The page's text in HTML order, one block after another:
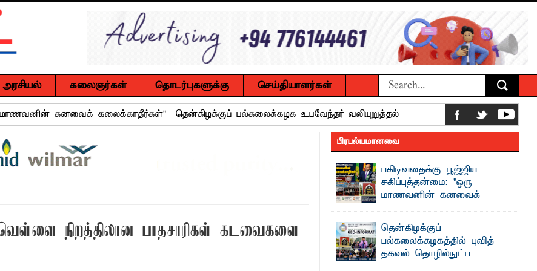
அரசியல் கலைஞர்கள் தொடர்புகளுக்கு செய்தியாளர்கள்
உயிரிழப்பு, மற்றையவர் அவசர சிகிச்சை பிரிவில் அனுமதிக்கப்பட்டுள்ளார்.
உறுப்பினர்கள் வாக்களிக்க வேண்டும் – மனித உரிமைகள் செயற்பாட்டாளர் அருட்பணி லூக்ஜோன்
சோதனை- 187 வழக்குகள் பதிவு, 23 மோட்டார் சைக்கிள்கள் பறிமுதல்
தொழில்நுட்ப குறுகியகால கற்கைநெறி ஆரம்பம்: பன்முகக் கல்வியும் நவீன தொழில்நுட்பமும்
எம். பாஸில்
தயாராகவிருந்த நெல் வயல்களை துவம்சம் செய்த காட்டு யானைகள்
வெள்ளை நிறத்திலான பாதசாரிகள் கடவைகளை
பிரபல்யமானவை
பகிடிவதைக்கு பூஜ்ஜிய
சகிப்புத்தன்மை: "ஒரு
மாணவனின் கனவைக்
கலைக்காதீர்கள்" –
தென்கிழக்குப் பல்கலைக்கழக உபவேந்தர்
வலியுறுத்தல்
"ஒ ரு மாணவனின் அல்லது மாணவியின்
கனவு என்னால் கலைக்கப்படாது" என்ற
தென்கிழக்குப்
பல்கலைக்கழகத்தில் புவித்
தகவல் தொழில்நுட்ப